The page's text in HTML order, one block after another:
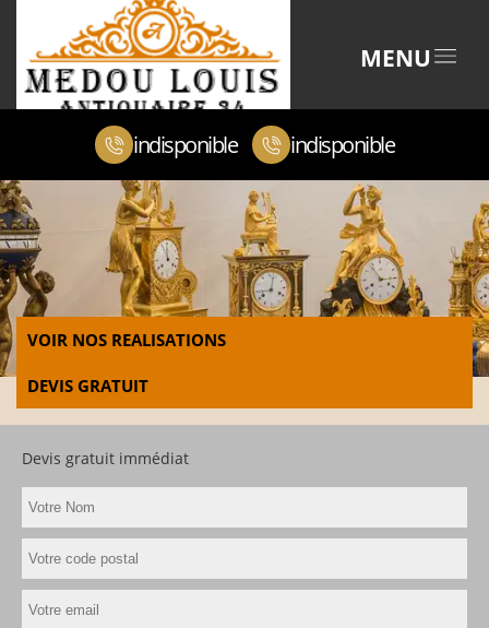
MENU
indisponible indisponible
VOIR NOS REALISATIONS
DEVIS GRATUIT
Devis gratuit immédiat